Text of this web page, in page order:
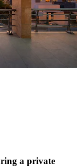
a private